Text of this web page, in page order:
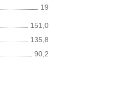
19
151,0
135,8
90,2